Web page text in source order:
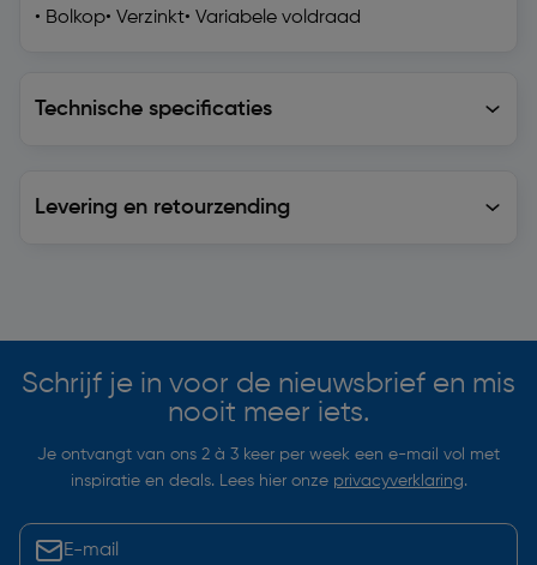
• Bolkop• Verzinkt• Variabele voldraad
Technische specificaties
Levering en retourzending
Schrijf je in voor de nieuwsbrief en mis
nooit meer iets.
Je ontvangt van ons 2 à 3 keer per week een e-mail vol met
inspiratie en deals. Lees hier onze privacyverklaring.